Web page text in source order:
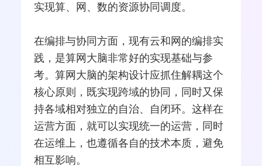
实现算、网、数的资源协同调度。
在编排与协同方面，现有云和网的编排实
践，是算网大脑非常好的实现基础与参
考。算网大脑的架构设计应抓住解耦这个
核心原则，既实现跨域的协同，同时又保
持各域相对独立的自治、自闭环。这样在
运营方面，就可以实现统一的运营，同时
在运维上，也遵循各自的技术本质，避免
相互影响。